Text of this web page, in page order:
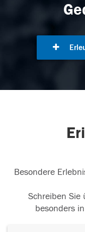
Besondere
Schreiben Sie
besonders